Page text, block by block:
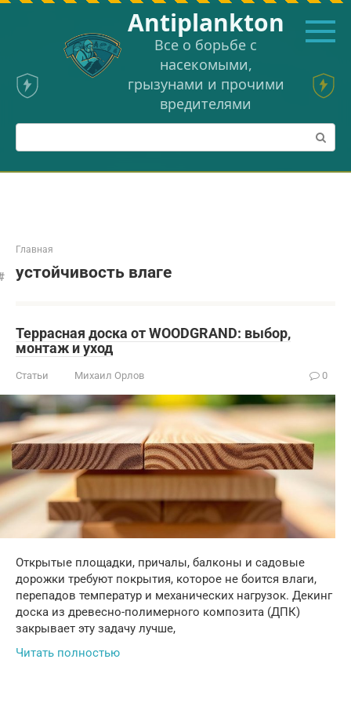
Перейти
Аntiplankton
Все о борьбе с
насекомыми,
грызунами и прочими
вредителями
Поиск:
Главная
устойчивость влаге
Террасная доска от WOODGRAND: выбор,
монтаж и уход
Статьи Михаил Орлов 0
Открытые площадки, причалы, балконы и садовые
дорожки требуют покрытия, которое не боится влаги,
перепадов температур и механических нагрузок. Декинг
доска из древесно-полимерного композита (ДПК)
закрывает эту задачу лучше,
Читать полностью